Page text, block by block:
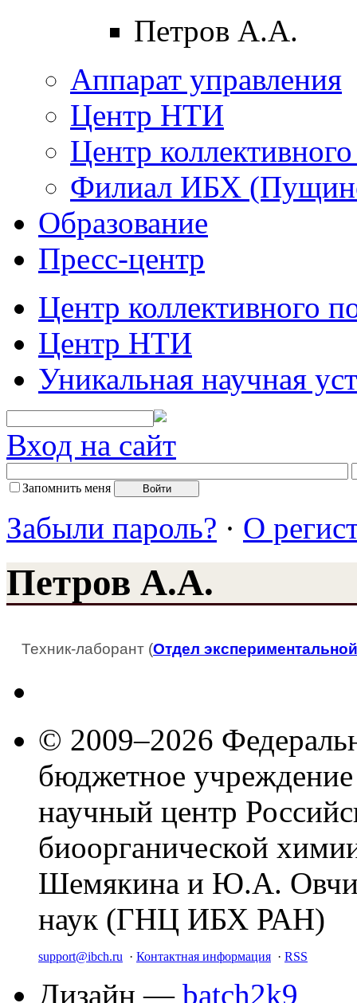
Петров А.А.
Аппарат управления
Центр НТИ
Центр
Филиал ИБХ
Образование
Пресс-центр
Центр коллективного
Центр НТИ
Уникальная научная
Вход на сайт
Запомнить меня
Забыли пароль? · О
Петров А.А.
Техник-лаборант (Отдел
© 2009–2026
бюджетное
научный центр
биоорганической
Шемякина и Ю.А.
наук (ГНЦ ИБХ РАН)
support@ibch.ru · Контактная информация · RSS
Дизайн — batch2k9